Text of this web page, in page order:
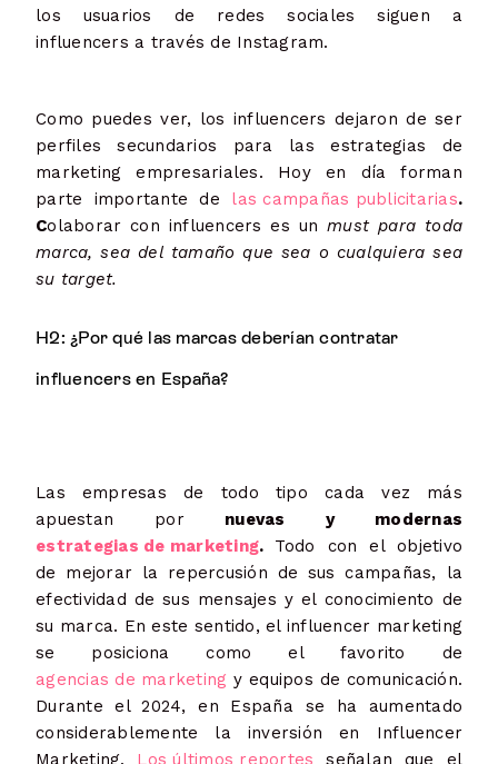
los usuarios de redes sociales siguen a
influencers a través de Instagram.
Como puedes ver, los influencers dejaron de ser
perfiles secundarios para las estrategias de
marketing empresariales. Hoy en día forman
parte importante de las campañas publicitarias.
Colaborar con influencers es unmust para toda
marca, sea del tamaño que sea o cualquiera sea
su target.
H2: ¿Por qué las marcas deberían contratar
influencers en España?
Las empresas de todo tipo cada vez más
apuestan pornuevas y modernas
estrategias de marketing. Todo con el objetivo
de mejorar la repercusión de sus campañas, la
efectividad de sus mensajes y el conocimiento de
su marca. En este sentido, el influencer marketing
se posiciona como el favorito de
agencias de marketing y equipos de comunicación.
Durante el 2024, en España se ha aumentado
considerablemente la inversión en Influencer
Marketing. Los últimos reportes señalan que el